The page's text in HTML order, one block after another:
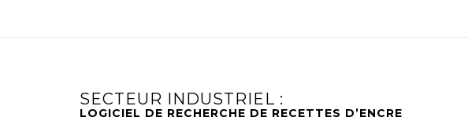
SECTEUR INDUSTRIEL :
LOGICIEL DE RECHERCHE DE RECETTES D’ENCRE